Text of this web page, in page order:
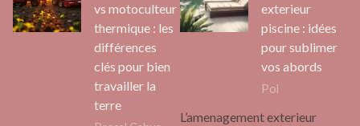
vs motoculteur
thermique : les
différences
clés pour bien
travailler la
terre
exterieur
piscine : idées
pour sublimer
vos abords
Pol
L’amenagement exterieur